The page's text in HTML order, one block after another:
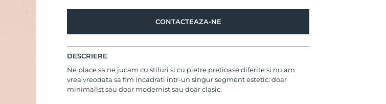
CONTACTEAZA-NE
DESCRIERE
Ne place sa ne jucam cu stiluri si cu pietre pretioase diferite si nu am
vrea vreodata sa fim incadrati intr-un singur segment estetic: doar
minimalist sau doar modernist sau doar clasic.